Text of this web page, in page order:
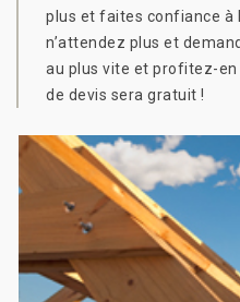
plus et faites confiance à
n’attendez plus et
au plus vite et profitez-
de devis sera gratuit !